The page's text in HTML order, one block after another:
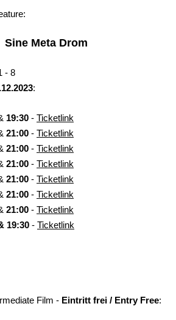
Sine Meta Drom
- 8
:
19:30 - Ticketlink
21:00 - Ticketlink
21:00 - Ticketlink
21:00 - Ticketlink
21:00 - Ticketlink
21:00 - Ticketlink
21:00 - Ticketlink
19:30 - Ticketlink
Film - Eintritt frei / Entry Free: